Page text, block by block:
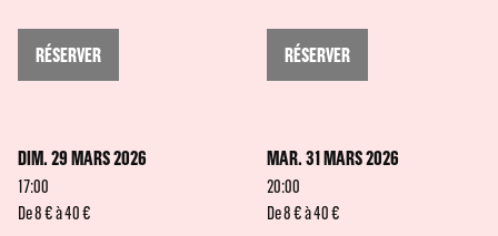
RÉSERVER RÉSERVER
DIM. 29 MARS 2026
17:00
De 8 € à 40 €
MAR. 31 MARS 2026
20:00
De 8 € à 40 €